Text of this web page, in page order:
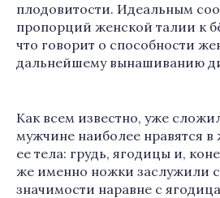
плодовитости. Идеальным
пропорций женской талии к
что говорит о способности
дальнейшему вынашиванию
Как всем известно, уже
мужчине наиболее нравятся
ее тела: грудь, ягодицы и,
же именно ножки заслужили
значимости наравне с